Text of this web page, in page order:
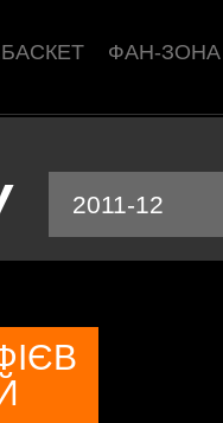
ФАН-ЗОНА
2011-12